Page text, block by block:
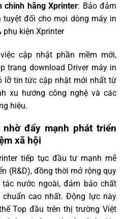
chính hãng Xprinter: Bảo đảm
đối cho mọi dòng máy in
phụ kiện Xprinter
cập nhật phần mềm mới,
trang download Driver máy in
lỡ tin tức cập nhật mới nhất từ
xu hướng công nghệ và các
hiệu.
đẩy mạnh phát triển
xã hội
tiếp tục đầu tư mạnh mẽ
(R&D), đồng thời mở rộng quy
nước ngoài, đảm bảo chất
cao nhất. Động lực này
Top đầu trên thị trường Việt